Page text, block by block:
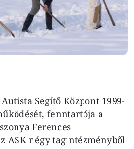
Segítő Központ 1999-
fenntartója a
Ferences
ASK négy tagintézményből